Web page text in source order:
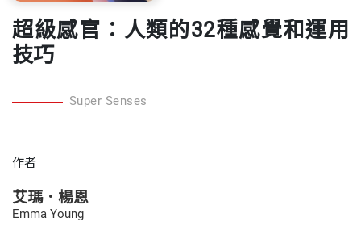
超級感官：人類的32種感覺和運用
技巧
Super Senses
作者
艾瑪．楊恩
Emma Young